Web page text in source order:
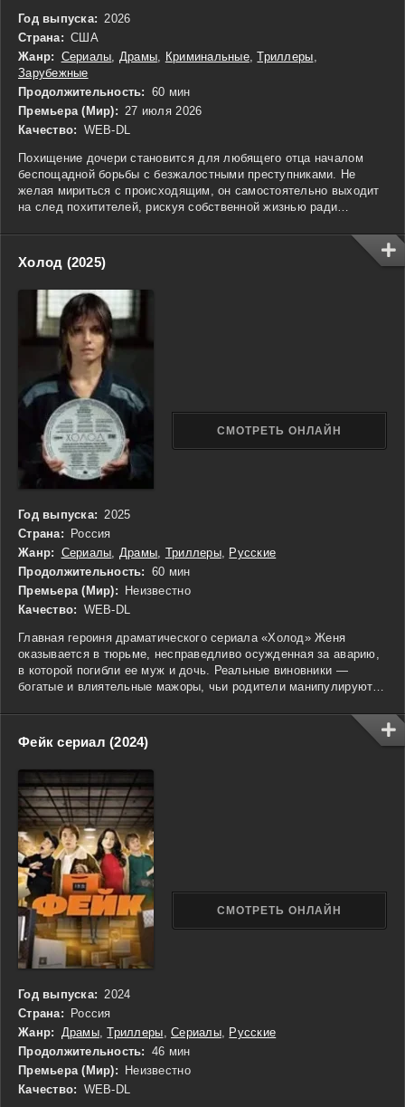
Год выпуска: 2026
Страна: США
Жанр: Сериалы Драмы Криминальные,Триллеры
Зарубежные
Продолжительность: 60 мин
Премьера (Мир): 27 июля 2026
Качество: WEB-DL
Похищение дочери становится для любящего отца началом
беспощадной борьбы с безжалостными преступниками. Не
желая мириться с происходящим, он самостоятельно выходит
на след похитителей, рискуя собственной жизнью ради
препятствия, сложные решения и постоянная гонка со
временем. Каждый новый шаг приближает его к цели, но цена
ошибки становится всё выше. Это напряжённая история о
мужестве, самоотверженности и силе человека, готового на
всё ради своей семьи.
Холод (2025)
Год выпуска: 2025
Страна: Россия
Жанр: Сериалы Драмы Триллеры, Русские
Продолжительность: 60 мин
Премьера (Мир): Неизвестно
Качество: WEB-DL
Главная героиня драматического сериала «Холод» Женя
оказывается в тюрьме, несправедливо осужденная за аварию,
в которой погибли ее муж и дочь. Реальные виновники —
богатые и влиятельные мажоры, чьи родители манипулируют
случайно спасает Яну, женщину, отбывающую срок за
убийство, и в благодарность она обучает ее тому, как стать
сильнее, чтобы отомстить. Благодаря помощи подруги, Женя
сбегает и находит путь к богатству. На свободе она решает
использовать свои новые возможности для того, чтобы
наказать тех, кто разрушил ее жизнь, и добиться
справедливости, несмотря на все преграды.
СМОТРЕТЬ ОНЛАЙН
Фейк сериал (2024)
Год выпуска: 2024
Страна: Россия
Жанр:
Драмы,Триллеры ,Сериалы, Русские
Продолжительность: 46 мин
Премьера (Мир): Неизвестно
Качество: WEB-DL
СМОТРЕТЬ ОНЛАЙН